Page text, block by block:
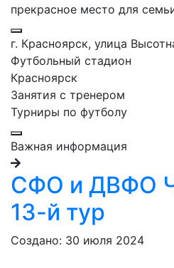
прекрасное место для
г. Красноярск, улица
Футбольный стадион
Красноярск
Занятия с тренером
Турниры по футболу
Важная информация
СФО и ДВФО
13-й тур
Создано: 30 июля 2024